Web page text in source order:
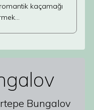
romantik kaçamağı
Bungalov